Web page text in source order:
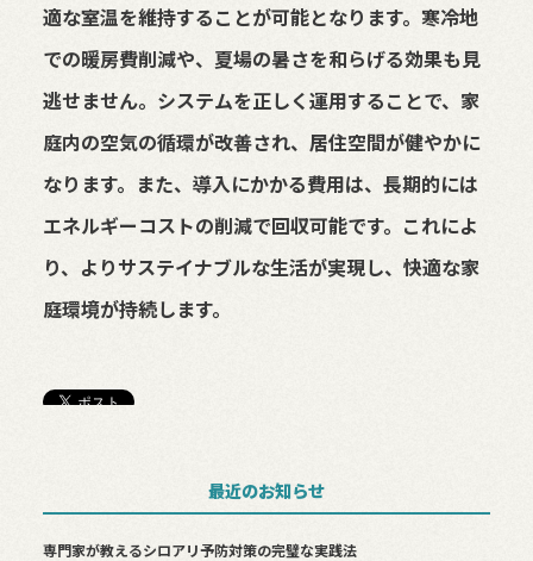
適な室温を維持することが可能となります。寒冷地
での暖房費削減や、夏場の暑さを和らげる効果も見
逃せません。システムを正しく運用することで、家
庭内の空気の循環が改善され、居住空間が健やかに
なります。また、導入にかかる費用は、長期的には
エネルギーコストの削減で回収可能です。これによ
り、よりサステイナブルな生活が実現し、快適な家
庭環境が持続します。
最近のお知らせ
専門家が教えるシロアリ予防対策の完璧な実践法